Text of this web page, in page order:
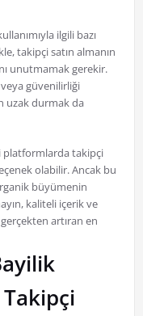
ilgili bazı
takipçi satın almanın
unutmamak gerekir.
güvenilirliği
uzak durmak da
platformlarda takipçi
olabilir. Ancak bu
büyümenin
kaliteli içerik ve
artıran en